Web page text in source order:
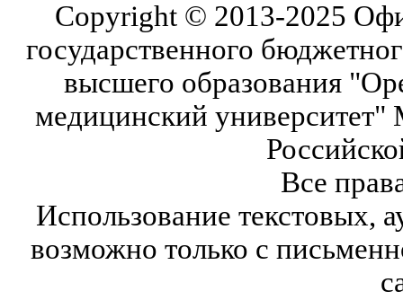
Copyright © 2013-2025
государственного
высшего образования
медицинский университет"
Все
Использование текстовых,
возможно только с